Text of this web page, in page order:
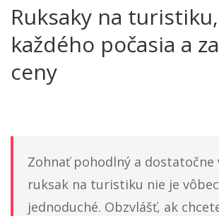
Ruksaky na
každého počasia a
ceny
Zohnať pohodlný a dostatočne
ruksak na turistiku nie je vôbec
jednoduché. Obzvlášť, ak